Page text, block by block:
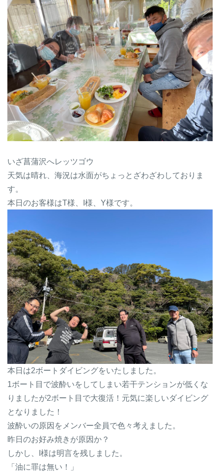
いざ菖蒲沢へレッツゴウ
天気は晴れ、海況は水面がちょっとざわざわしておりま
す。
本日のお客様はT様、I様、Y様です。
本日は2ボートダイビングをいたしました。
1ボート目で波酔いをしてしまい若干テンションが低くな
りましたが2ボート目で大復活！元気に楽しいダイビング
となりました！
波酔いの原因をメンバー全員で色々考えました。
昨日のお好み焼きが原因か？
しかし、I様は明言を残しました。
「油に罪は無い！」